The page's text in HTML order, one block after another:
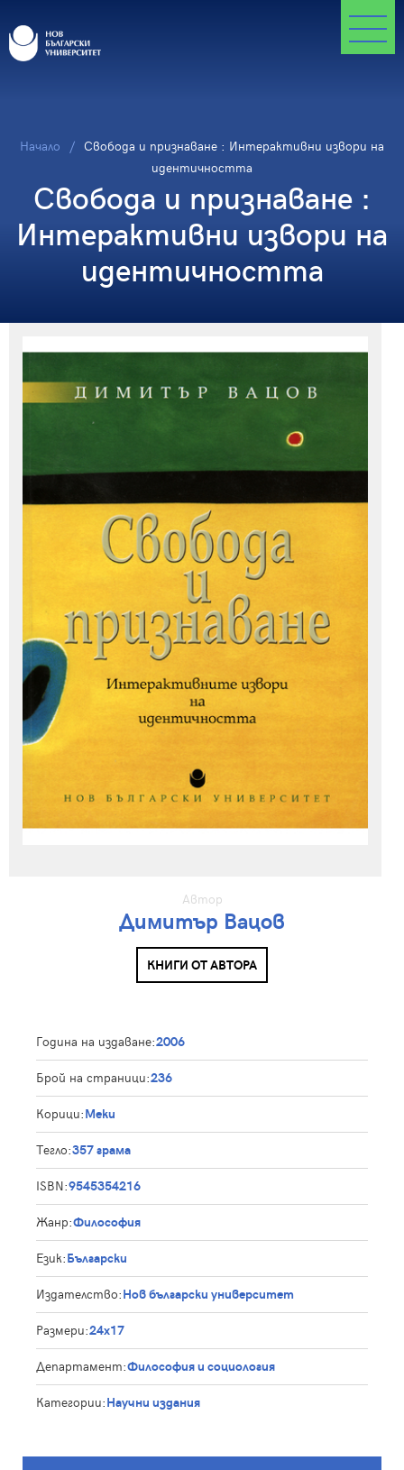
Начало
Свобода и признаване : Интерактивни извори на
идентичността
Свобода и признаване :
Интерактивни извори на
идентичността
Автор
Димитър Вацов
КНИГИ ОТ АВТОРА
Година на издаване:2006
Брой на страници:236
Корици:Меки
Тегло:357 грама
ISBN:9545354216
Жанр:Философия
Език:Български
Издателство:Нов български университет
Размери:24х17
Департамент:Философия и социология
Категории:Научни издания